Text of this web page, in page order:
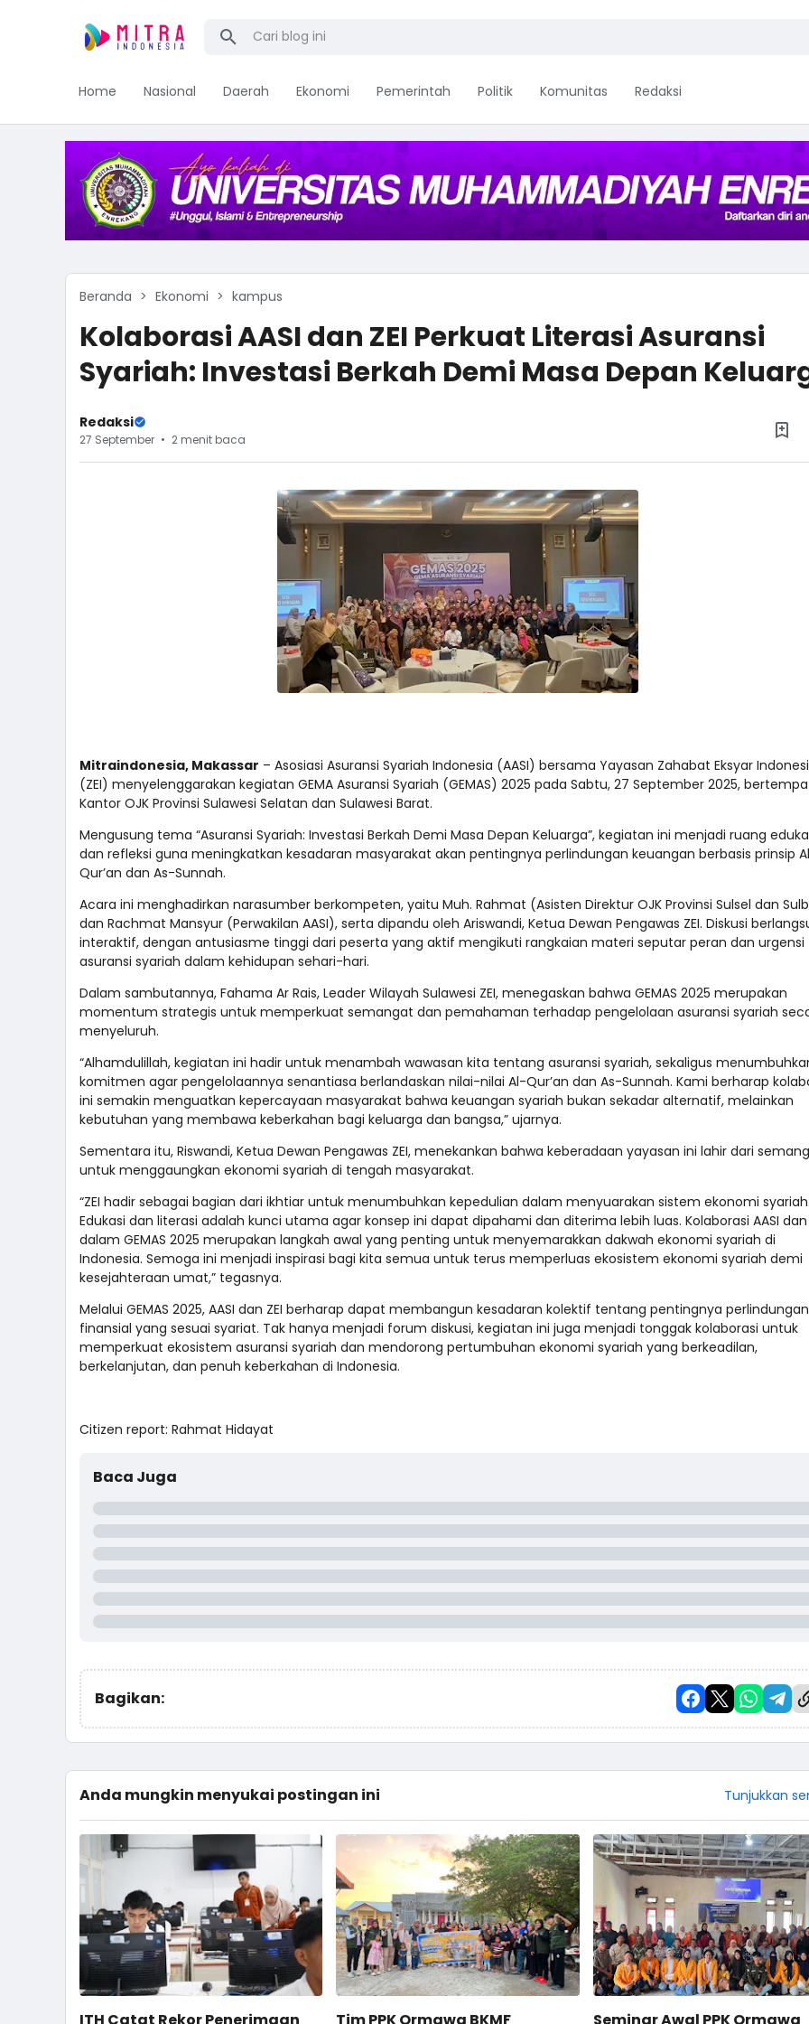
Home Nasional Daerah Ekonomi Pemerintah Politik Komunitas Redaksi
Beranda Ekonomi kampus
Kolaborasi AASI dan ZEI Perkuat Literasi Asuransi
Syariah: Investasi Berkah Demi Masa Depan
Redaksi
27 September 2 menit baca
Mitraindonesia, Makassar – Asosiasi Asuransi Syariah Indonesia (AASI) bersama Yayasan Zahabat Eksyar
(ZEI) menyelenggarakan kegiatan GEMA Asuransi Syariah (GEMAS) 2025 pada Sabtu, 27 September 2025,
Kantor OJK Provinsi Sulawesi Selatan dan Sulawesi Barat.
Mengusung tema “Asuransi Syariah: Investasi Berkah Demi Masa Depan Keluarga”, kegiatan ini menjadi ruang
dan refleksi guna meningkatkan kesadaran masyarakat akan pentingnya perlindungan keuangan berbasis prinsip
Qur’an dan As-Sunnah.
Acara ini menghadirkan narasumber berkompeten, yaitu Muh. Rahmat (Asisten Direktur OJK Provinsi Sulsel dan
dan Rachmat Mansyur (Perwakilan AASI), serta dipandu oleh Ariswandi, Ketua Dewan Pengawas ZEI. Diskusi
interaktif, dengan antusiasme tinggi dari peserta yang aktif mengikuti rangkaian materi seputar peran dan urgensi
asuransi syariah dalam kehidupan sehari-hari.
Dalam sambutannya, Fahama Ar Rais, Leader Wilayah Sulawesi ZEI, menegaskan bahwa GEMAS 2025 merupakan
momentum strategis untuk memperkuat semangat dan pemahaman terhadap pengelolaan asuransi syariah
menyeluruh.
“Alhamdulillah, kegiatan ini hadir untuk menambah wawasan kita tentang asuransi syariah, sekaligus
komitmen agar pengelolaannya senantiasa berlandaskan nilai-nilai Al-Qur’an dan As-Sunnah. Kami berharap
ini semakin menguatkan kepercayaan masyarakat bahwa keuangan syariah bukan sekadar alternatif, melainkan
kebutuhan yang membawa keberkahan bagi keluarga dan bangsa,” ujarnya.
Sementara itu, Riswandi, Ketua Dewan Pengawas ZEI, menekankan bahwa keberadaan yayasan ini lahir dari
untuk menggaungkan ekonomi syariah di tengah masyarakat.
“ZEI hadir sebagai bagian dari ikhtiar untuk menumbuhkan kepedulian dalam menyuarakan sistem ekonomi syariah.
Edukasi dan literasi adalah kunci utama agar konsep ini dapat dipahami dan diterima lebih luas. Kolaborasi AASI dan
dalam GEMAS 2025 merupakan langkah awal yang penting untuk menyemarakkan dakwah ekonomi syariah di
Indonesia. Semoga ini menjadi inspirasi bagi kita semua untuk terus memperluas ekosistem ekonomi syariah demi
kesejahteraan umat,” tegasnya.
Melalui GEMAS 2025, AASI dan ZEI berharap dapat membangun kesadaran kolektif tentang pentingnya perlindungan
finansial yang sesuai syariat. Tak hanya menjadi forum diskusi, kegiatan ini juga menjadi tonggak kolaborasi untuk
memperkuat ekosistem asuransi syariah dan mendorong pertumbuhan ekonomi syariah yang berkeadilan,
berkelanjutan, dan penuh keberkahan di Indonesia.
Citizen report: Rahmat Hidayat
Baca Juga
Bagikan:
Anda mungkin menyukai postingan ini Tunjukkan